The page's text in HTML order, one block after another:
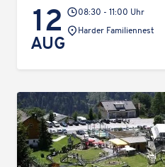
12
AUG
08:30 - 11:00 Uhr
Veranstaltungsort:
Harder Fami­li­en­nest